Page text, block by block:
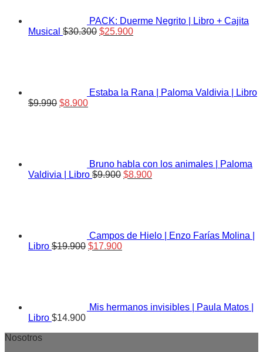
PACK: Duerme Negrito | Libro + Cajita
Musical $30.300 El
$25.900El
Estaba la Rana | Paloma Valdivia | Libro
$9.990 El
$8.900El
Bruno habla con los animales | Paloma
Valdivia | Libro $9.900 El
$8.900El
Campos de Hielo | Enzo Farías Molina |
Libro $19.900 El
$17.900El
Mis hermanos invisibles | Paula Matos |
Libro $14.900
Nosotros